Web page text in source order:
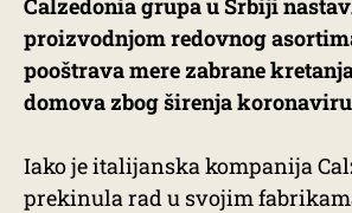
Calzedonia grupa u Srbiji
proizvodnjom redovnog
pooštrava mere zabrane
domova zbog širenja
Iako je italijanska kompanija
prekinula rad u svojim